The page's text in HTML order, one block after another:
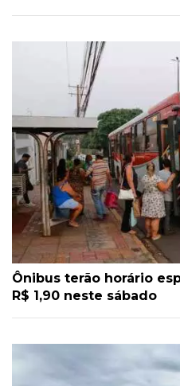
Ônibus terão horário
R$ 1,90 neste sábado